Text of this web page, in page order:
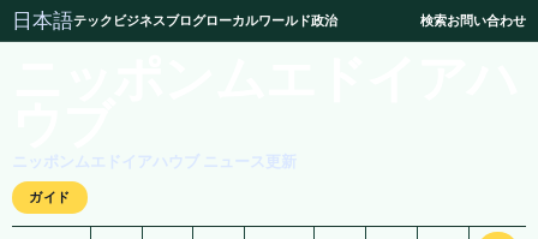
日本語テック ビジネスブログローカルワールド政治 検索お問い合わせ
ニッポンムエドイアハウブ ニュース更新
ガイド